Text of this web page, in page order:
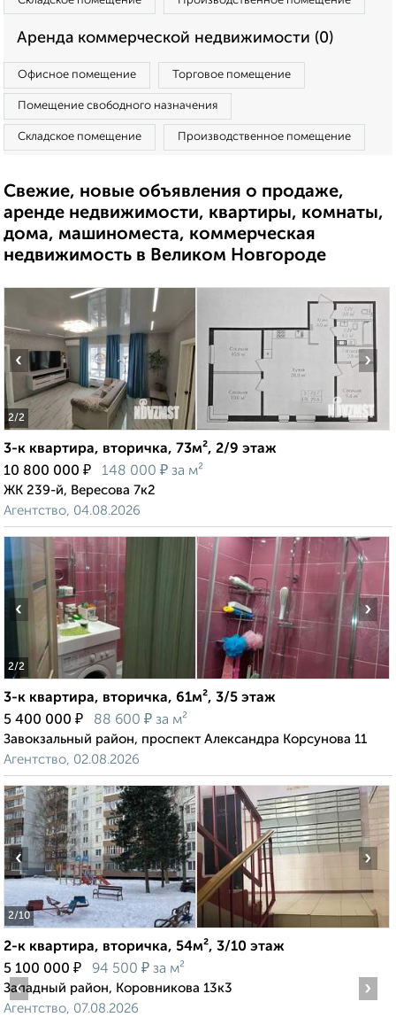
Аренда коммерческой недвижимости (0)
Офисное помещение Торговое помещение
Помещение свободного назначения
Складское помещение Производственное помещение
Свежие, новые объявления о продаже,
аренде недвижимости, квартиры, комнаты,
дома, машиноместа, коммерческая
недвижимость в Великом Новгороде
2/2
‹ ›
3-к квартира, вторичка, 73м², 2/9 этаж
10 800 000 ₽ 148 000 ₽ за м²
ЖК 239-й, Вересова 7к2
Агентство, 04.08.2026
2/2
‹ ›
3-к квартира, вторичка, 61м², 3/5 этаж
5 400 000 ₽ 88 600 ₽ за м²
Завокзальный район, проспект Александра Корсунова 11
Агентство, 02.08.2026
2/10
‹ ›
2-к квартира, вторичка, 54м², 3/10 этаж
5 100 000 ₽ 94 500 ₽ за м²
Западный район, Коровникова 13к3
Агентство, 07.08.2026
‹ ›